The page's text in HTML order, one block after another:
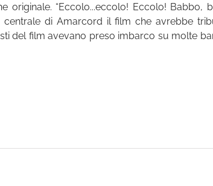
originale. “Eccolo...eccolo! Eccolo! Babbo,
di Amarcord il film che avrebbe
del film avevano preso imbarco su molte